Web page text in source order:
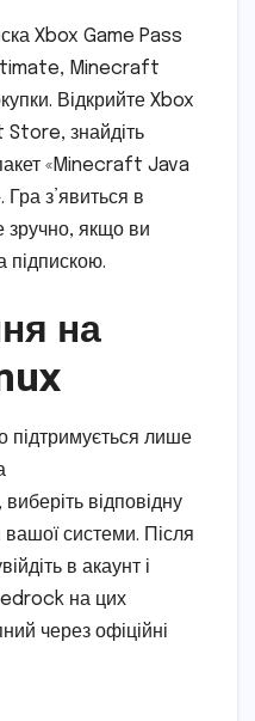
Xbox Game Pass
Minecraft
Відкрийте Xbox
знайдіть
«Minecraft Java
з’явиться в
зручно, якщо ви
підпискою.
на
підтримується лише
відповідну
системи. Після
в акаунт і
на цих
через офіційні